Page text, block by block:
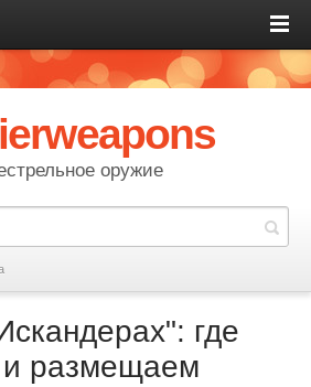
оружие
где
размещаем